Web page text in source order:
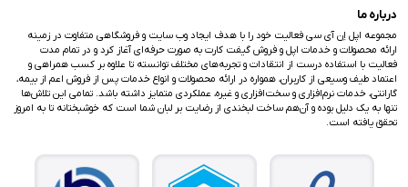
درباره ما
مجموعه اپل اِن آی سی فعالیت خود را با هدف ایجاد وب سایت و فروشگاهی متفاوت در زمینه
ارائه محصولات و خدمات اپل و فروش گیفت کارت به صورت حرفه‌ای آغاز کرد و در تمام مدت
فعالیت با استفاده درست از انتقادات و تجربه‌های مختلف توانسته تا علاوه بر کسب همراهی و
اعتماد طیف وسیعی از کاربران، همواره در ارائه محصولات و انواع خدمات پس از فروش اعم از بیمه،
گارانتی، خدمات نرم‌افزاری و سخت‌افزاری و غیره، عملکردی متمایز داشته باشد. تمامی این تلاش‌ها
تنها به یک دلیل بوده و آن‌هم ساخت لبخندی از رضایت بر لبان شما است که خوشبختانه تا به امروز
تحقق یافته است.